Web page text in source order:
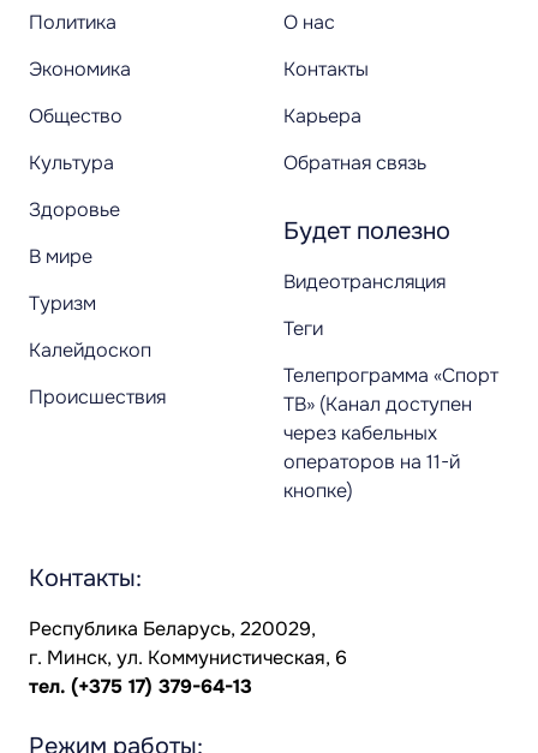
Политика
Экономика
Общество
Культура
Здоровье
В мире
Туризм
Калейдоскоп
Происшествия
О нас
Контакты
Карьера
Обратная связь
Будет полезно
Видеотрансляция
Теги
Телепрограмма «Спорт
ТВ» (Канал доступен
через кабельных
операторов на 11-й
кнопке)
Контакты:
Республика Беларусь, 220029,
г. Минск, ул. Коммунистическая, 6
тел. (+375 17) 379-64-13
Режим работы: